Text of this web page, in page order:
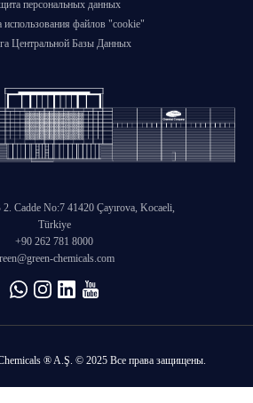
персональных данных
использования файлов "cookie"
Центральной Базы Данных
Cadde No:7 41420 Çayırova, Kocaeli,
Türkiye
+90 262 781 8000
chemicals.com
® A.Ş. © 2025 Все права защищены.